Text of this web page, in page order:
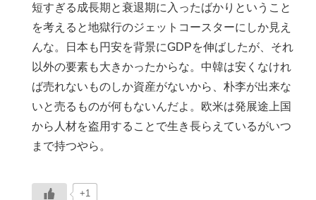
短すぎる成長期と衰退期に入ったばかりということ
を考えると地獄行のジェットコースターにしか見え
んな。日本も円安を背景にGDPを伸ばしたが、それ
以外の要素も大きかったからな。中韓は安くなけれ
ば売れないものしか資産がないから、朴李が出来な
いと売るものが何もないんだよ。欧米は発展途上国
から人材を盗用することで生き長らえているがいつ
まで持つやら。
+1